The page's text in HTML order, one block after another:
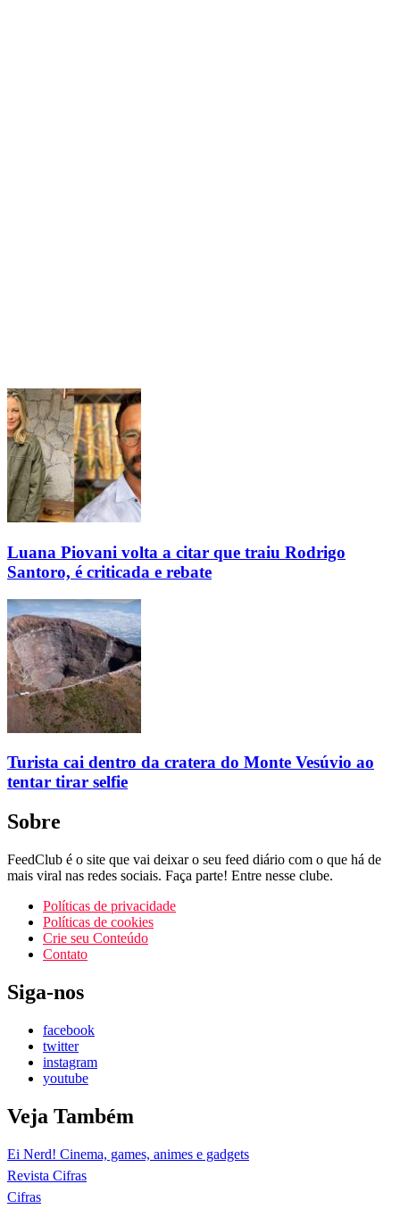
Luana Piovani volta a citar que traiu Rodrigo
Santoro, é criticada e rebate
Turista cai dentro da cratera do Monte Vesúvio ao
tentar tirar selfie
Sobre
FeedClub é o site que vai deixar o seu feed diário com o que há de
mais viral nas redes sociais. Faça parte! Entre nesse clube.
Políticas de privacidade
Políticas de cookies
Crie seu Conteúdo
Contato
Siga-nos
facebook
twitter
instagram
youtube
Veja Também
Ei Nerd! Cinema, games, animes e gadgets
Revista Cifras
Cifras